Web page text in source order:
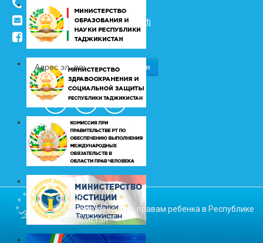
(+992 37) 2217352
info@vhk.tj
info@ombudsman.tj
/kudakon
© 2026
Уполномоченный по правам ребенка в Республике
Таджикистан